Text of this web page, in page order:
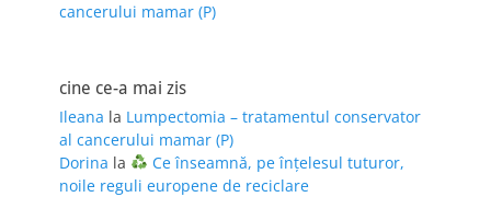
cancerului mamar (P)
cine ce-a mai zis
Ileana la Lumpectomia – tratamentul conservator
al cancerului mamar (P)
Dorina la
Ce înseamnă, pe înțelesul tuturor,
noile reguli europene de reciclare